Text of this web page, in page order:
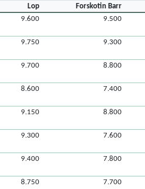
Lop Forskotin Barr
9.600 9.500
9.750 9.300
9.700 8.800
8.600 7.400
9.150 8.800
9.300 7.600
9.400 7.800
8.750 7.700